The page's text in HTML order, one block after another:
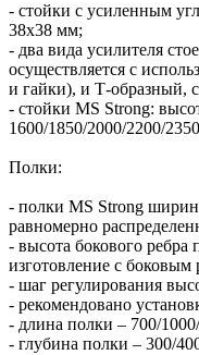
- стойки с усиленным
38х38 мм;
- два вида усилителя
осуществляется с
и гайки), и Т-образный,
- стойки MS Strong:
1600/1850/2000/2200/
Полки:
- полки MS Strong
равномерно
- высота бокового
изготовление с
- шаг регулирования
- рекомендовано
- длина полки – 700/
- глубина полки – 300/